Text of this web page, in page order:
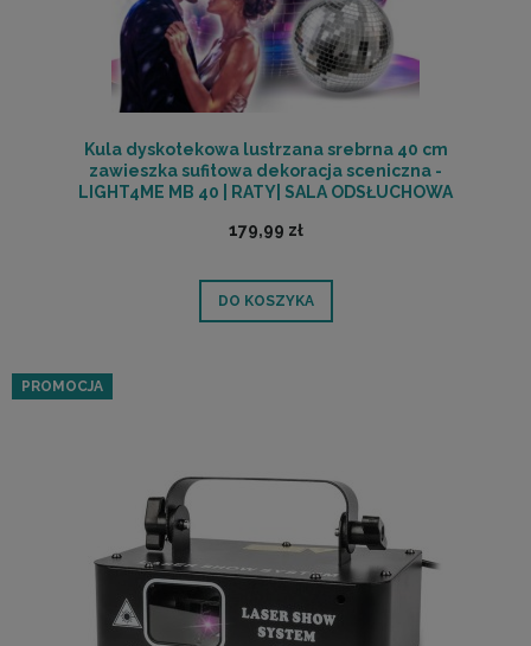
Kula dyskotekowa lustrzana srebrna 40 cm
zawieszka sufitowa dekoracja sceniczna -
LIGHT4ME MB 40 | RATY| SALA ODSŁUCHOWA
179,99 zł
DO KOSZYKA
PROMOCJA